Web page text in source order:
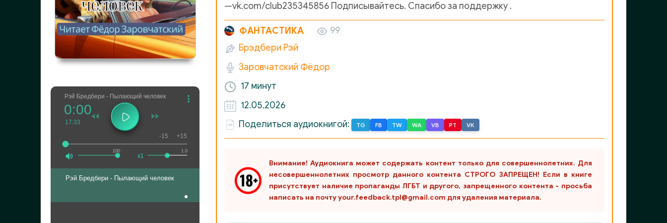
Рэй Бредбери - Пылающий человек
100
0:00
17:33
1.0
x1
-15 +15
Рэй Бредбери - Пылающий человек
—vk.com/club235345856 Подписывайтесь. Спасибо за поддержку .
ФАНТАСТИКА
99
Брэдбери Рэй
Заровчатский Фёдор
17 минут
12.05.2026
Поделиться аудиокнигой:
TG FB TW WA VB PT VK
Внимание! Аудиокнига может содержать контент только для совершеннолетних. Для
несовершеннолетних просмотр данного контента СТРОГО ЗАПРЕЩЕН! Если в книге
присутствует наличие пропаганды ЛГБТ и другого, запрещенного контента - просьба
написать на почту your.feedback.tpl@gmail.com для удаления материала.